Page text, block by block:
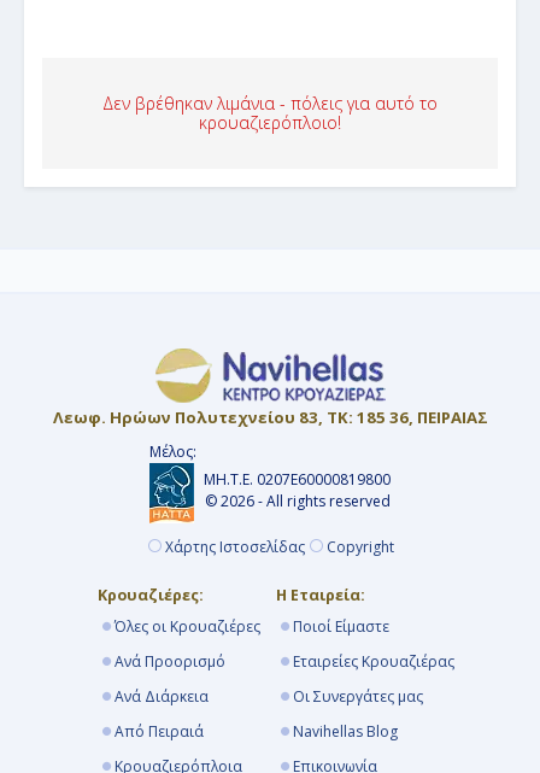
Δεν βρέθηκαν λιμάνια - πόλεις για αυτό το
κρουαζιερόπλοιο!
Λεωφ. Ηρώων Πολυτεχνείου 83, ΤΚ: 185 36, ΠΕΙΡΑΙΑΣ
Μέλος:
ΜΗ.Τ.Ε. 0207Ε60000819800
© 2026 - All rights reserved
Χάρτης Ιστοσελίδας Copyright
Κρουαζιέρες:
Όλες οι Κρουαζιέρες
Ανά Προορισμό
Ανά Διάρκεια
Από Πειραιά
Κρουαζιερόπλοια
Η Εταιρεία:
Ποιοί Είμαστε
Εταιρείες Κρουαζιέρας
Οι Συνεργάτες μας
Navihellas Blog
Επικοινωνία